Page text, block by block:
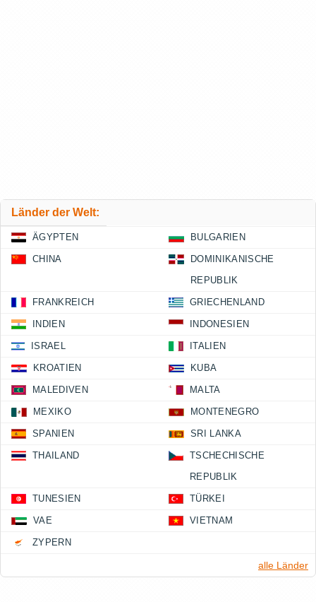
Länder der Welt:
ÄGYPTEN BULGARIEN
CHINA
DOMINIKANISCHE
REPUBLIK
FRANKREICH GRIECHENLAND
INDIEN INDONESIEN
ISRAEL ITALIEN
KROATIEN KUBA
MALEDIVEN MALTA
MEXIKO MONTENEGRO
SPANIEN SRI LANKA
THAILAND
TSCHECHISCHE
REPUBLIK
TUNESIEN TÜRKEI
VAE VIETNAM
ZYPERN
alle Länder